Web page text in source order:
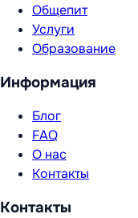
Общепит
Услуги
Образование
Информация
Блог
FAQ
О нас
Контакты
Контакты